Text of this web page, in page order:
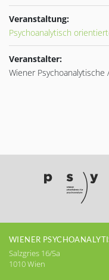
Veranstaltung:
Psychoanalytisch
Veranstalter:
Wiener Psychoanalytische
WIENER
Salzgries 16/5a
1010 Wien